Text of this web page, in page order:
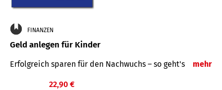
FINANZEN
Geld anlegen für Kinder
Erfolgreich sparen für den Nachwuchs – so geht's mehr
22,90 €